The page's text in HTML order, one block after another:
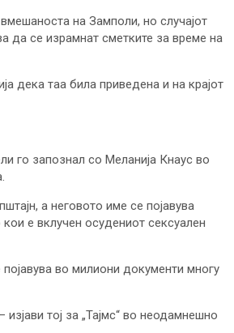
на Замполи, но случајот
да се израмнат сметките за време на
дека таа била приведена и на крајот
го запознал со Меланија Кнаус во
а неговото име се појавува
е вклучен осудениот сексуален
во милиони документи многу
тој за „Тајмс“ во неодамнешно